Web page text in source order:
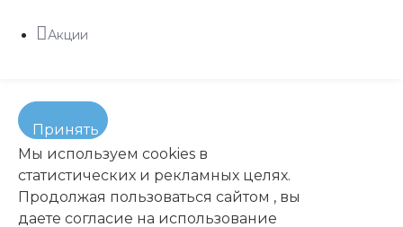
Акции
Принять
Мы используем cookies в
статистических и рекламных целях.
Продолжая пользоваться сайтом , вы
даете согласие на использование